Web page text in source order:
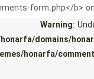
Warning:
domains/
honarfa/